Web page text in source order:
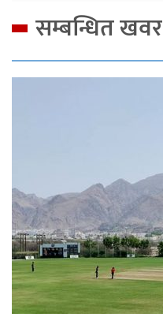
सम्बन्धित खवर